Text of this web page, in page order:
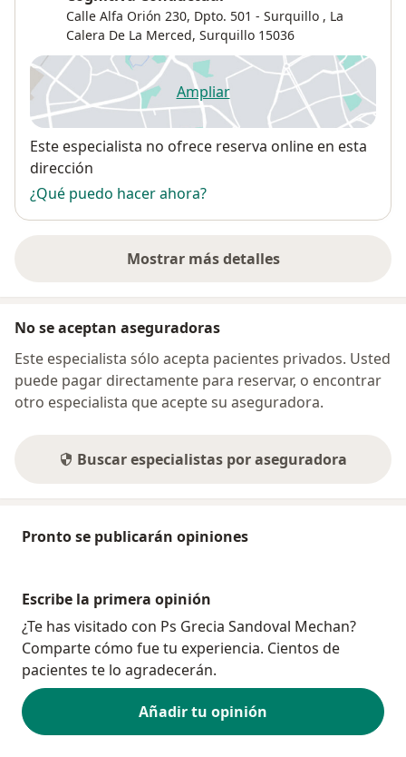
Calle Alfa Orión 230, Dpto. 501 - Surquillo , La
Calera De La Merced, Surquillo 15036
Ampliarse abre en una nueva
Disponibilidad
Este especialista no ofrece reserva online en esta
dirección
¿Qué puedo hacer ahora?
Mostrar más detalles
sobre la dirección
No se aceptan aseguradoras
Este especialista sólo acepta pacientes privados. Usted
puede pagar directamente para reservar, o encontrar
otro especialista que acepte su aseguradora.
Buscar especialistas por aseguradora
Pronto se publicarán opiniones
Escribe la primera opinión
¿Te has visitado con Ps Grecia Sandoval Mechan?
Comparte cómo fue tu experiencia. Cientos de
pacientes te lo agradecerán.
Añadir tu opinión